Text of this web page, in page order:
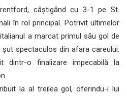
câștigând cu 3-1 pe St.
în rol principal. Potrivit ultimelor
a marcat primul său gol de
șut spectaculos din afara careului.
o finalizare impecabilă la
la al treilea gol, oferindu-i lui